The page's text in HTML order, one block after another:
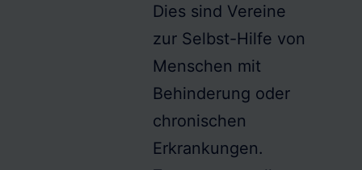
Dies sind Vereine
zur Selbst-Hilfe von
Menschen mit
Behinderung oder
chronischen
Erkrankungen.